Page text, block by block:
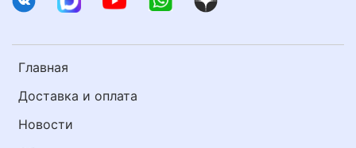
Главная
Доставка и оплата
Новости